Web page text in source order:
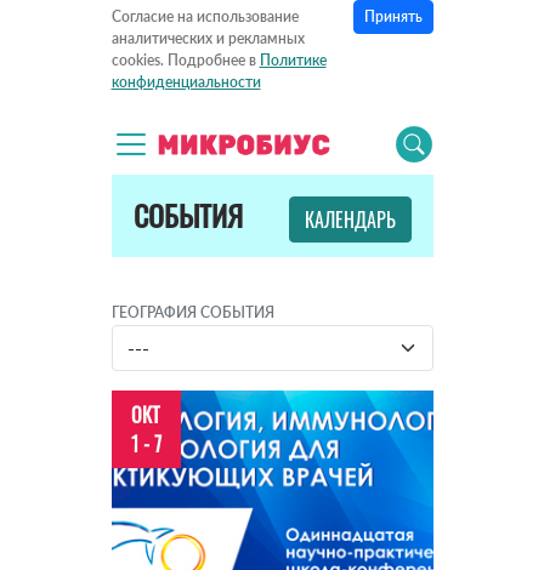
Согласие на использование
аналитических и рекламных
cookies. Подробнее в Политике
конфиденциальности
Принять
СОБЫТИЯ КАЛЕНДАРЬ
ГЕОГРАФИЯ СОБЫТИЯ
ОКТ
1 - 7